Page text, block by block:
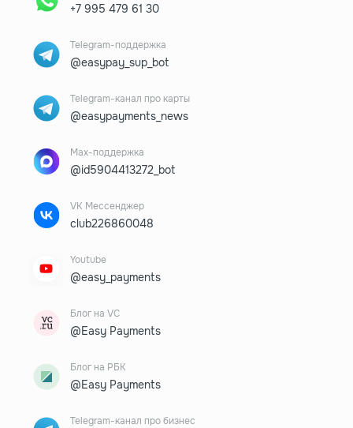
+7 995 479 61 30
Telegram-поддержка
@easypay_sup_bot
Telegram-канал про карты
@easypayments_news
Max-поддержка
@id5904413272_bot
VK Мессенджер
club226860048
Youtube
@easy_payments
Блог на VC
@Easy Payments
Блог на РБК
@Easy Payments
Telegram-канал про бизнес